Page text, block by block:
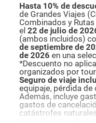
Hasta 10% de
de Grandes Viajes
Combinados y
el 22 de julio de
(ambos incluidos)
de septiembre de
de 2026 en una
*Descuento no
organizados por
Seguro de viaje
equipaje, pérdida
Además, incluye
gastos de
catástrofes